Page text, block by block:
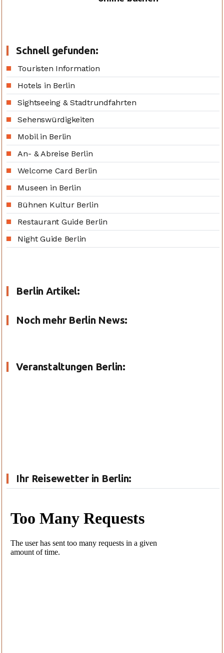
Schnell gefunden:
Touristen Information
Hotels in Berlin
Sightseeing & Stadtrundfahrten
Sehenswürdigkeiten
Mobil in Berlin
An- & Abreise Berlin
Welcome Card Berlin
Museen in Berlin
Bühnen Kultur Berlin
Restaurant Guide Berlin
Night Guide Berlin
Berlin Artikel:
Noch mehr Berlin News:
Veranstaltungen Berlin:
Ihr Reisewetter in Berlin: